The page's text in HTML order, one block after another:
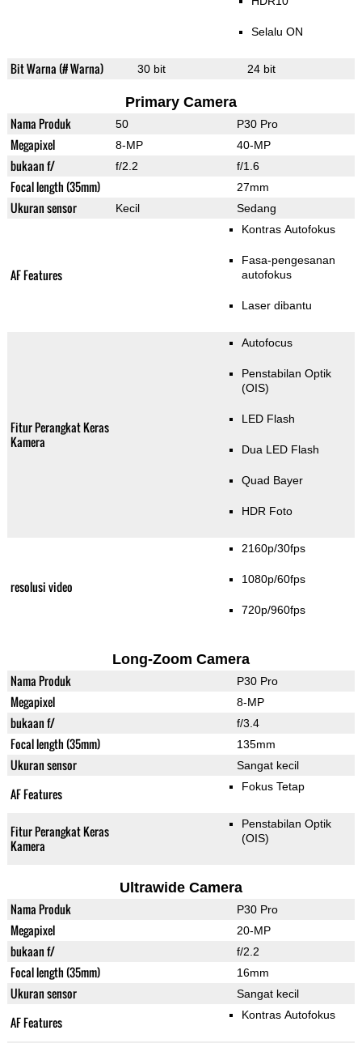
Selalu ON
Bit Warna (# Warna) 30 bit 24 bit
Primary Camera
Nama Produk 50 P30 Pro
Megapixel 8-MP 40-MP
bukaan f/ f/2.2 f/1.6
Focal length (35mm) 27mm
Ukuran sensor Kecil Sedang
AF Features
Kontras Autofokus
Fasa-pengesanan
autofokus
Laser dibantu
Fitur Perangkat Keras
Kamera
Autofocus
Penstabilan Optik
(OIS)
LED Flash
Dua LED Flash
Quad Bayer
HDR Foto
resolusi video
2160p/30fps
1080p/60fps
720p/960fps
Long-Zoom Camera
Nama Produk P30 Pro
Megapixel 8-MP
bukaan f/ f/3.4
Focal length (35mm) 135mm
Ukuran sensor Sangat kecil
AF Features Fokus Tetap
Fitur Perangkat Keras
Kamera
Penstabilan Optik
(OIS)
Ultrawide Camera
Nama Produk P30 Pro
Megapixel 20-MP
bukaan f/ f/2.2
Focal length (35mm) 16mm
Ukuran sensor Sangat kecil
AF Features Kontras Autofokus